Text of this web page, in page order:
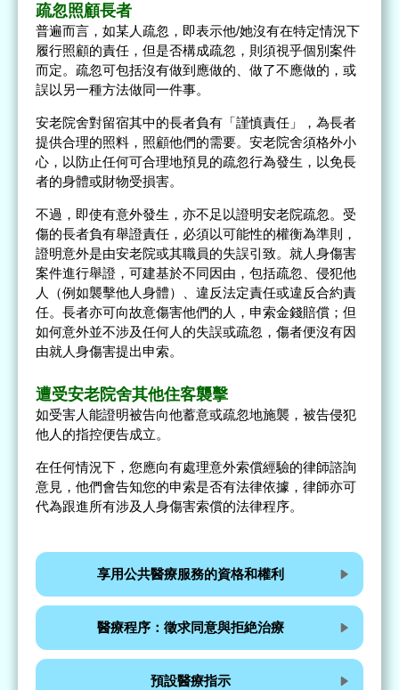
疏忽照顧長者
普遍而言，如某人疏忽，即表示他/她沒有在特定情況下
履行照顧的責任，但是否構成疏忽，則須視乎個別案件
而定。疏忽可包括沒有做到應做的、做了不應做的，或
誤以另一種方法做同一件事。
安老院舍對留宿其中的長者負有「謹慎責任」，為長者
提供合理的照料，照顧他們的需要。安老院舍須格外小
心，以防止任何可合理地預見的疏忽行為發生，以免長
者的身體或財物受損害。
不過，即使有意外發生，亦不足以證明安老院疏忽。受
傷的長者負有舉證責任，必須以可能性的權衡為準則，
證明意外是由安老院或其職員的失誤引致。就人身傷害
案件進行舉證，可建基於不同因由，包括疏忽、侵犯他
人（例如襲擊他人身體）、違反法定責任或違反合約責
任。長者亦可向故意傷害他們的人，申索金錢賠償；但
如何意外並不涉及任何人的失誤或疏忽，傷者便沒有因
由就人身傷害提出申索。
遭受安老院舍其他住客襲擊
如受害人能證明被告向他蓄意或疏忽地施襲，被告侵犯
他人的指控便告成立。
在任何情況下，您應向有處理意外索償經驗的律師諮詢
意見，他們會告知您的申索是否有法律依據，律師亦可
代為跟進所有涉及人身傷害索償的法律程序。
享用公共醫療服務的資格和權利
醫療程序：徵求同意與拒絶治療
預設醫療指示